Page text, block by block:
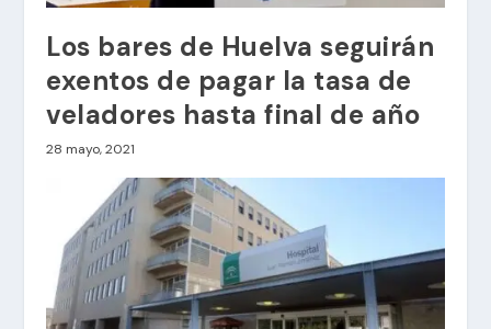
Los bares de Huelva seguirán
exentos de pagar la tasa de
veladores hasta final de año
28 mayo, 2021